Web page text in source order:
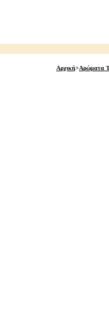
Αρχική>Αρώματα